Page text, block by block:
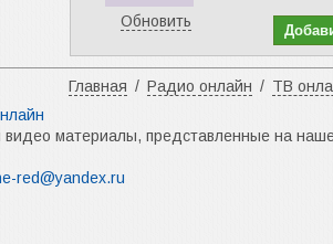
Обновить
Главная / Радио онлайн / ТВ
видео материалы, представленные на
red@yandex.ru